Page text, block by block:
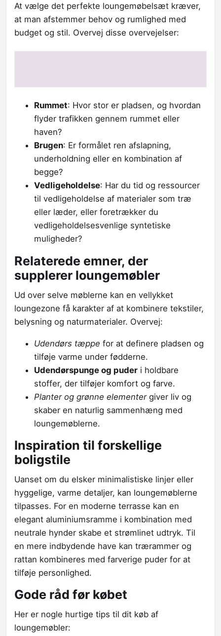
At vælge det perfekte loungemøbelsæt kræver,
at man afstemmer behov og rumlighed med
budget og stil. Overvej disse overvejelser:
Rummet: Hvor stor er pladsen, og hvordan
flyder trafikken gennem rummet eller
haven?
Brugen: Er formålet ren afslapning,
underholdning eller en kombination af
begge?
Vedligeholdelse: Har du tid og ressourcer
til vedligeholdelse af materialer som træ
eller læder, eller foretrækker du
vedligeholdelsesvenlige syntetiske
muligheder?
Relaterede emner, der
supplerer loungemøbler
Ud over selve møblerne kan en vellykket
loungezone få karakter af at kombinere tekstiler,
belysning og naturmaterialer. Overvej:
Udendørs tæppe for at definere pladsen og
tilføje varme under fødderne.
Udendørspunge og puder i holdbare
stoffer, der tilføjer komfort og farve.
Planter og grønne elementergiver liv og
skaber en naturlig sammenhæng med
loungemøblerne.
Inspiration til forskellige
boligstile
Uanset om du elsker minimalistiske linjer eller
hyggelige, varme detaljer, kan loungemøblerne
tilpasses. For en moderne terrasse kan en
elegant aluminiumsramme i kombination med
neutrale hynder skabe et strømlinet udtryk. Til
en mere indbydende have kan trærammer og
rattan kombineres med farverige puder for at
tilføje personlighed.
Gode råd før købet
Her er nogle hurtige tips til dit køb af
loungemøbler: